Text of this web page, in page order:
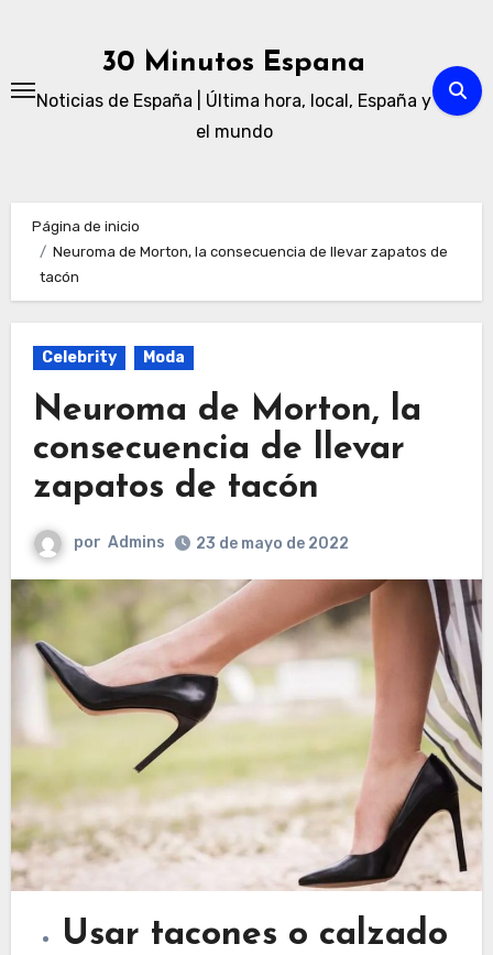
30 Minutos Espana
Noticias de España | Última hora, local, España y
el mundo
Página de inicio
Neuroma de Morton, la consecuencia de llevar zapatos de
tacón
Celebrity Moda
Neuroma de Morton, la
consecuencia de llevar
zapatos de tacón
por Admins 23 de mayo de 2022
Usar tacones o calzado